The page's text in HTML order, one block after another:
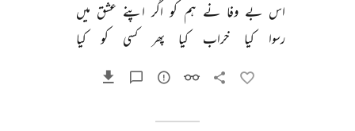
اس بے وفا نے ہم کو اگر اپنے عشق میں
رسوا
کیا خراب کیا پھر کسی کو کیا